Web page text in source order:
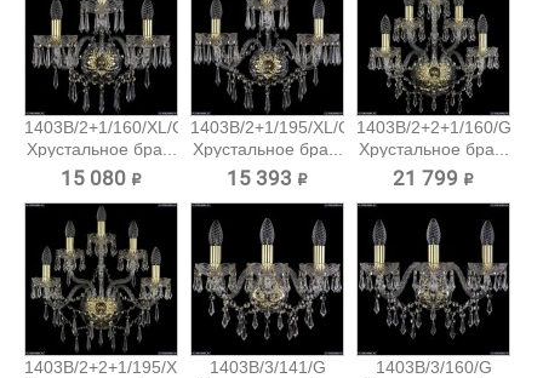
1403B/2+1/160/XL/G
Хрустальное бра...
15 080 ₽
1403B/2+1/195/XL/G
Хрустальное бра...
15 393 ₽
1403B/2+2+1/160/G
Хрустальное бра...
21 799 ₽
1403B/2+2+1/195/XL/G
1403B/3/141/G
1403B/3/160/G